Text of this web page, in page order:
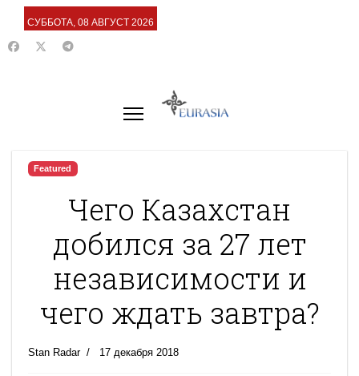
СУББОТА, 08 АВГУСТ 2026
Featured
Чего Казахстан
добился за 27 лет
независимости и
чего ждать завтра?
Stan Radar 17 декабря 2018